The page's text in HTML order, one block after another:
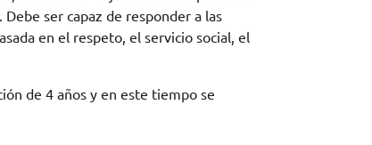
ser capaz de responder a las
en el respeto, el servicio social, el
de 4 años y en este tiempo se